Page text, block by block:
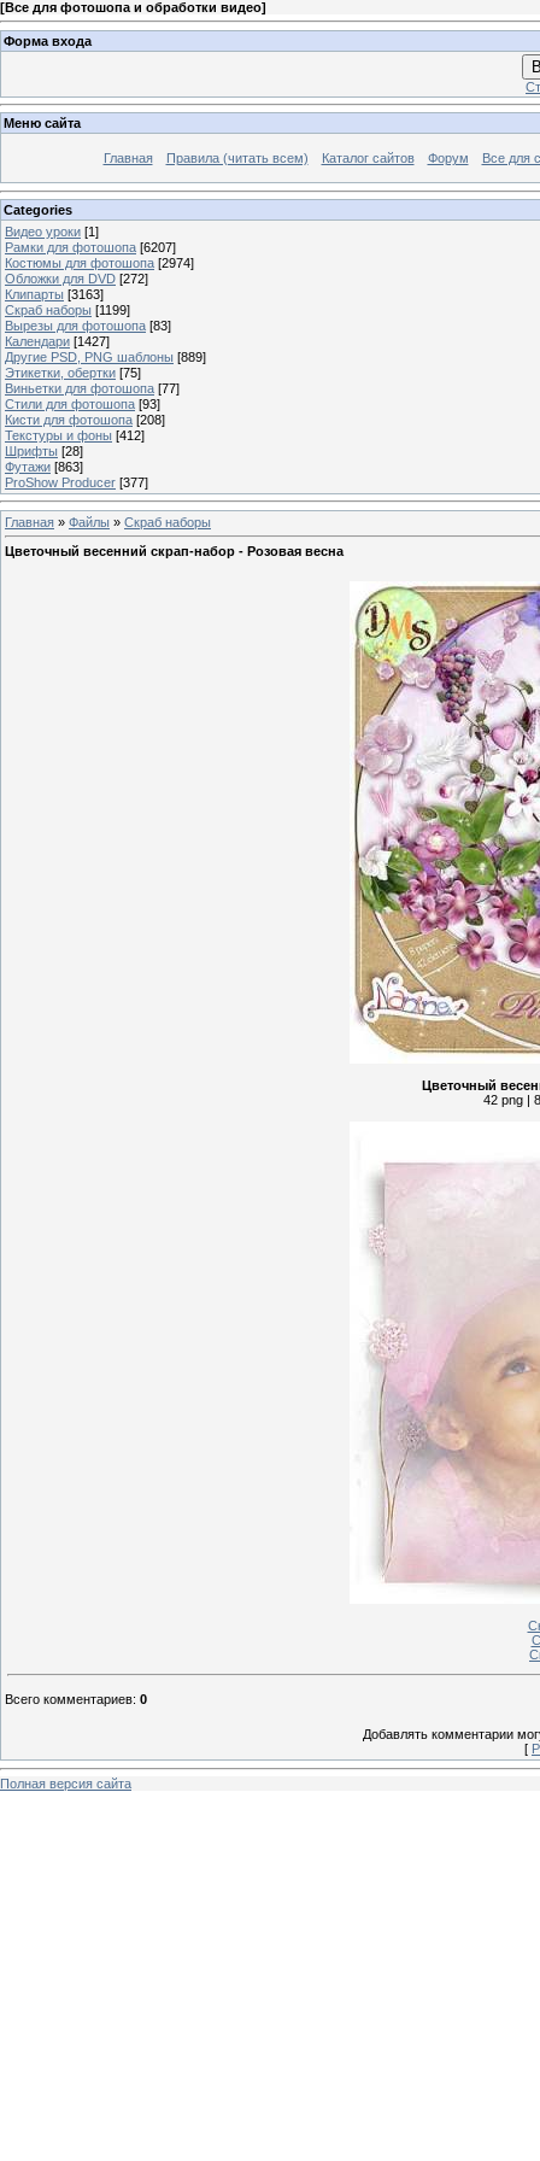
[Все для фотошопа и обработки видео]
Форма входа
Меню сайта
Главная Правила (читать всем) Каталог сайтов Форум Все для
Categories
Видео уроки [1]
Рамки для фотошопа [6207]
Костюмы для фотошопа [2974]
Обложки для DVD [272]
Клипарты [3163]
Скраб наборы [1199]
Вырезы для фотошопа [83]
Календари [1427]
Другие PSD, PNG шаблоны [889]
Этикетки, обертки [75]
Виньетки для фотошопа [77]
Стили для фотошопа [93]
Кисти для фотошопа [208]
Текстуры и фоны [412]
Шрифты [28]
Футажи [863]
ProShow Producer [377]
Главная » Файлы » Скраб наборы
Цветочный весенний скрап-набор - Розовая весна
Цветочный
42 png |
Всего комментариев: 0
Добавлять комментарии
[
Полная версия сайта